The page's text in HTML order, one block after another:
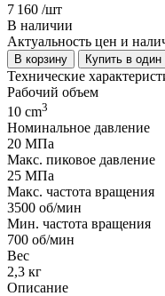
7 160 /шт
В наличии
Актуальность цен и
В корзину Купить в один
Технические
Рабочий объем
10 cm3
Номинальное давление
20 МПа
Макс. пиковое давление
25 МПа
Макс. частота вращения
3500 об/мин
Мин. частота вращения
700 об/мин
Вес
2,3 кг
Описание